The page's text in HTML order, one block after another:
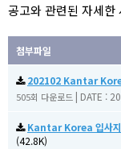
공고와 관련된 자세한
첨부파일
202102 Kantar
505회 다운로드 | DATE :
Kantar Korea 입사지
(42.8K)